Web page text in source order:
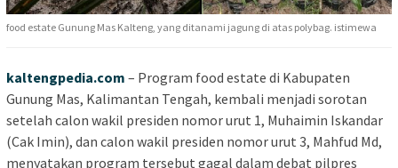
food estate Gunung Mas Kalteng, yang ditanami jagung di atas polybag. istimewa
kaltengpedia.com – Program food estate di Kabupaten
Gunung Mas, Kalimantan Tengah, kembali menjadi sorotan
setelah calon wakil presiden nomor urut 1, Muhaimin Iskandar
(Cak Imin), dan calon wakil presiden nomor urut 3, Mahfud Md,
menyatakan program tersebut gagal dalam debat pilpres